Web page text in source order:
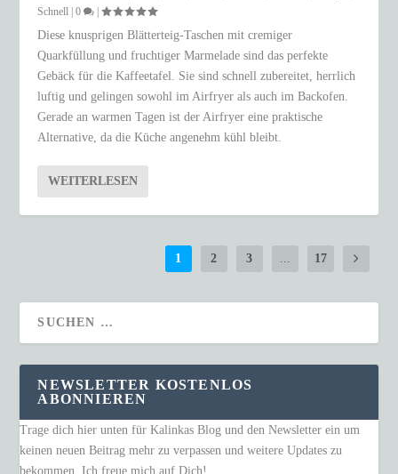
Schnell |0 |
Diese knusprigen Blätterteig-Taschen mit cremiger
Quarkfüllung und fruchtiger Marmelade sind das perfekte
Gebäck für die Kaffeetafel. Sie sind schnell zubereitet, herrlich
luftig und gelingen sowohl im Airfryer als auch im Backofen.
Gerade an warmen Tagen ist der Airfryer eine praktische
Alternative, da die Küche angenehm kühl bleibt.
WEITERLESEN
1 2 3 17
NEWSLETTER KOSTENLOS
ABONNIEREN
Trage dich hier unten für Kalinkas Blog und den Newsletter ein um
keinen neuen Beitrag mehr zu verpassen und weitere Updates zu
bekommen. Ich freue mich auf Dich!